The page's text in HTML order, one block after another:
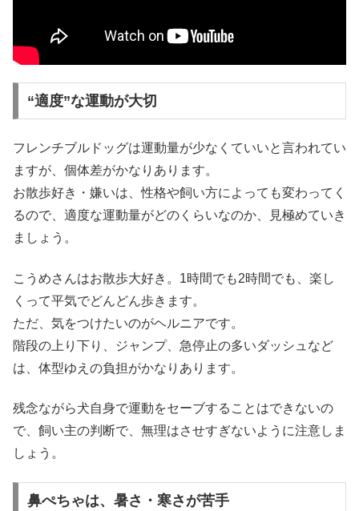
“適度”な運動が大切
フレンチブルドッグは運動量が少なくていいと言われてい
ますが、個体差がかなりあります。
お散歩好き・嫌いは、性格や飼い方によっても変わってく
るので、適度な運動量がどのくらいなのか、見極めていき
ましょう。
こうめさんはお散歩大好き。1時間でも2時間でも、楽し
くって平気でどんどん歩きます。
ただ、気をつけたいのがヘルニアです。
階段の上り下り、ジャンプ、急停止の多いダッシュなど
は、体型ゆえの負担がかなりあります。
残念ながら犬自身で運動をセーブすることはできないの
で、飼い主の判断で、無理はさせすぎないように注意しま
しょう。
鼻ぺちゃは、暑さ・寒さが苦手